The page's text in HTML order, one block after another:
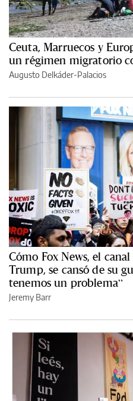
Ceuta, Marruecos y
un régimen migratorio
Augusto Delkáder-Palacios
Cómo Fox News, el
Trump, se cansó de su
tenemos un problema”
Jeremy Barr